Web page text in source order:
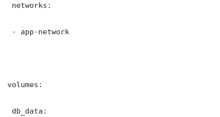
networks:
- app-network
volumes:
db_data: